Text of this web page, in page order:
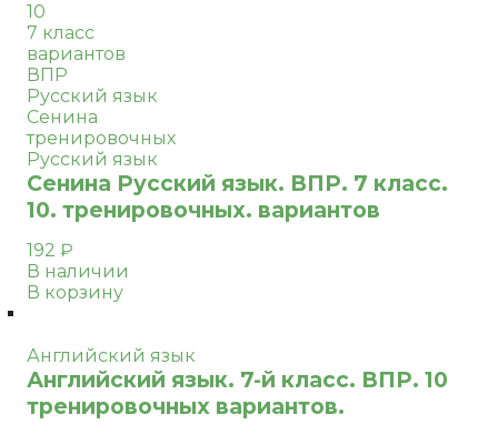
10
7 класс
вариантов
ВПР
Русский язык
Сенина
тренировочных
Русский язык
Сенина Русский язык. ВПР. 7 класс.
10. тренировочных. вариантов
192 ₽
В наличии
В корзину
Английский язык
Английский язык. 7-й класс. ВПР. 10
тренировочных вариантов.